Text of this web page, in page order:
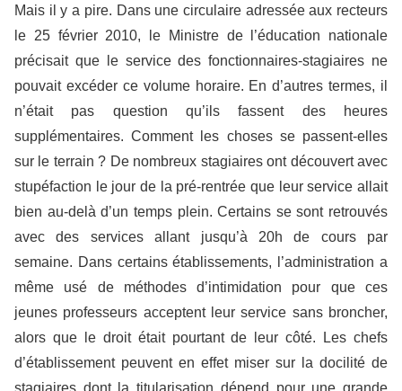
Mais il y a pire. Dans une circulaire adressée aux recteurs
le 25 février 2010, le Ministre de l’éducation nationale
précisait que le service des fonctionnaires-stagiaires ne
pouvait excéder ce volume horaire. En d’autres termes, il
n’était pas question qu’ils fassent des heures
supplémentaires. Comment les choses se passent-elles
sur le terrain ? De nombreux stagiaires ont découvert avec
stupéfaction le jour de la pré-rentrée que leur service allait
bien au-delà d’un temps plein. Certains se sont retrouvés
avec des services allant jusqu’à 20h de cours par
semaine. Dans certains établissements, l’administration a
même usé de méthodes d’intimidation pour que ces
jeunes professeurs acceptent leur service sans broncher,
alors que le droit était pourtant de leur côté. Les chefs
d’établissement peuvent en effet miser sur la docilité de
stagiaires dont la titularisation dépend pour une grande